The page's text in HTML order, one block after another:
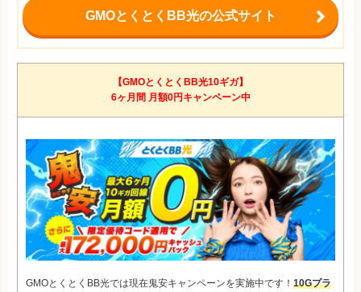
GMOとくとくBB光の公式サイト
【GMOとくとくBB光10ギガ】
6ヶ月間 月額0円キャンペーン中
GMOとくとくBB光では現在鬼安キャンペーンを実施中です！ 10Gプラ